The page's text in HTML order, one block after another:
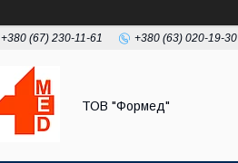
+380 (67) 230-11-61 +380 (63) 020-19-30
ТОВ "Формед"